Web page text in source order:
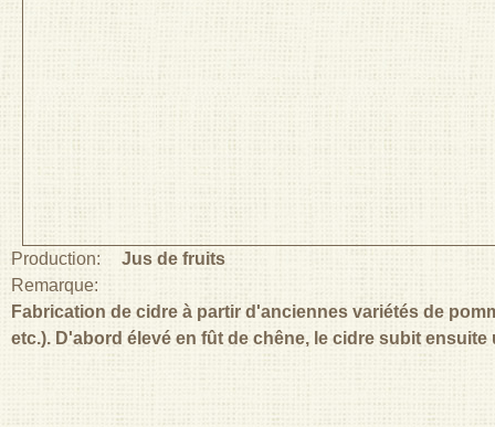
Production:
Jus de fruits
Remarque:
Fabrication de cidre à partir d'anciennes variétés de
etc.). D'abord élevé en fût de chêne, le cidre subit